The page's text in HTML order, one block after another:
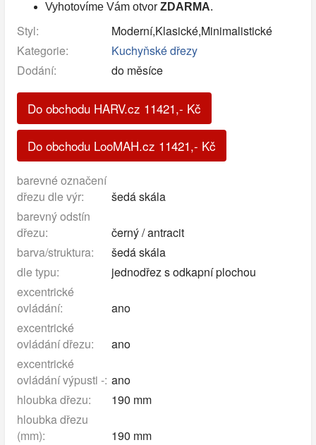
Vyhotovíme Vám otvor ZDARMA.
Styl:
Moderní,Klasické,Minimalistické
Kategorie:
Kuchyňské dřezy
Dodání:
do měsíce
Do obchodu HARV.cz 11421,- Kč
Do obchodu LooMAH.cz 11421,- Kč
barevné označení
dřezu dle výr:
šedá skála
barevný odstín
dřezu:
černý / antracit
barva/struktura:
šedá skála
dle typu:
jednodřez s odkapní plochou
excentrické
ovládání:
ano
excentrické
ovládání dřezu:
ano
excentrické
ovládání výpusti -: ano
hloubka dřezu:
190 mm
hloubka dřezu
(mm):
190 mm